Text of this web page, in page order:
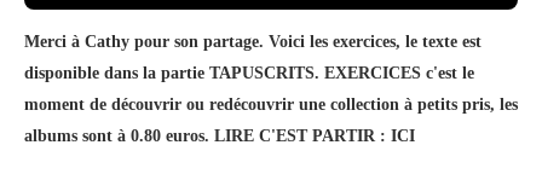
Merci à Cathy pour son partage. Voici les exercices, le texte est
disponible dans la partie TAPUSCRITS. EXERCICES c'est le
moment de découvrir ou redécouvrir une collection à petits pris, les
albums sont à 0.80 euros. LIRE C'EST PARTIR : ICI